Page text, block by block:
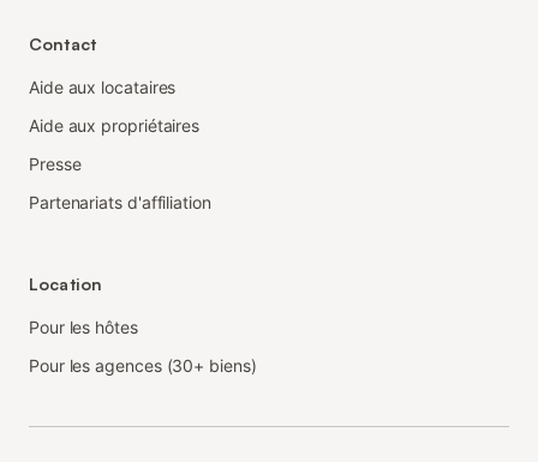
Contact
Aide aux locataires
Aide aux propriétaires
Presse
Partenariats d'affiliation
Location
Pour les hôtes
Pour les agences (30+ biens)